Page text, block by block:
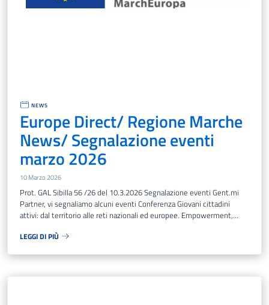
NEWS
Europe Direct/ Regione Marche
News/ Segnalazione eventi
marzo 2026
10 Marzo 2026
Prot. GAL Sibilla 56 /26 del 10.3.2026 Segnalazione eventi Gent.mi
Partner, vi segnaliamo alcuni eventi Conferenza Giovani cittadini
attivi: dal territorio alle reti nazionali ed europee. Empowerment,...
LEGGI DI PIÙ